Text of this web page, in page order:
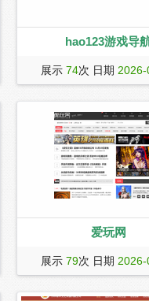
hao123游戏导
玩好游戏，上hao123，中国
展示 74次 日期
爱玩网
网易爱玩——精品内容社区；
展示 79次 日期